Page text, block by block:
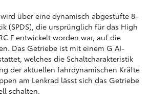
über eine dynamisch abgestufte 8-
(SPDS), die ursprünglich für das High
F entwickelt worden war, auf die
Das Getriebe ist mit einem G AI-
welches die Schaltcharakteristik
der aktuellen fahrdynamischen Kräfte
am Lenkrad lässt sich das Getriebe
schalten.